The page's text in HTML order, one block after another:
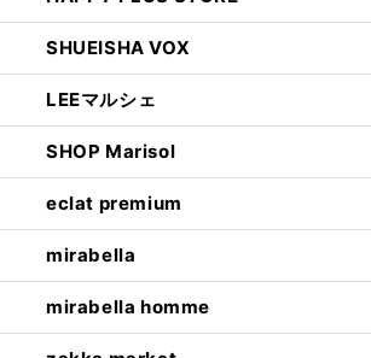
SHUEISHA VOX
LEEマルシェ
SHOP Marisol
eclat premium
mirabella
mirabella homme